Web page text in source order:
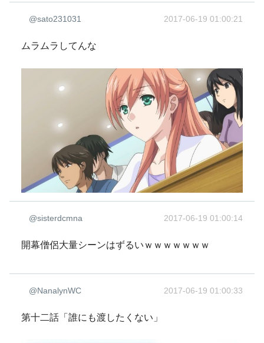
@sato231031 2017-06-19 01:00:21
ムラムラしてんな
@sisterdcmna 2017-06-19 01:00:14
開幕僧侶大量シーンはずるいｗｗｗｗｗｗｗ
@NanalynWC 2017-06-19 01:00:33
第十二話「誰にも渡したくない」